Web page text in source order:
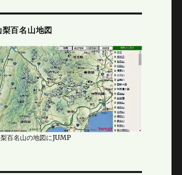
梨百名山地図
百名山の地図にJUMP